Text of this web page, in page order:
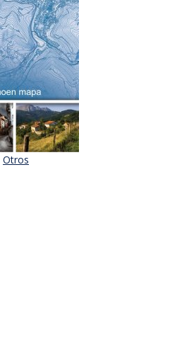
Otros